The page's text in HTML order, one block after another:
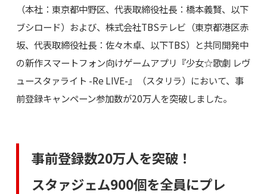
（本社：東京都中野区、代表取締役社長：橋本義賢、以下
ブシロード）および、株式会社TBSテレビ（東京都港区赤
坂、代表取締役社長：佐々木卓、以下TBS）と共同開発中
の新作スマートフォン向けゲームアプリ『少女☆歌劇 レヴ
ュースタァライト -Re LIVE-』（スタリラ）において、事
前登録キャンペーン参加数が20万人を突破しました。
事前登録数20万人を突破！
スタァジェム900個を全員にプレ